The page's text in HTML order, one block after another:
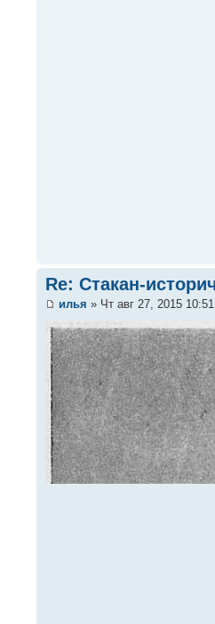
Re: Стакан-
илья » Чт авг 27, 2015